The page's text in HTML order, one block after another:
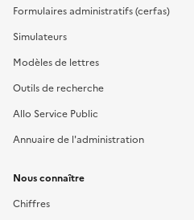
Formulaires administratifs (cerfas)
Simulateurs
Modèles de lettres
Outils de recherche
Allo Service Public
Annuaire de l'administration
Nous connaître
Chiffres